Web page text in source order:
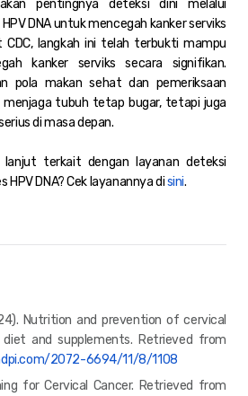
pentingnya deteksi dini melalui
DNA untuk mencegah kanker serviks
CDC, langkah ini telah terbukti mampu
kanker serviks secara signifikan.
pola makan sehat dan pemeriksaan
tubuh tetap bugar, tetapi juga
di masa depan.
lanjut terkait dengan layanan deteksi
HPV DNA? Cek layanannya disini.
Nutrition and prevention of cervical
and supplements. Retrieved from
2072-6694/11/8/1108
for Cervical Cancer. Retrieved from